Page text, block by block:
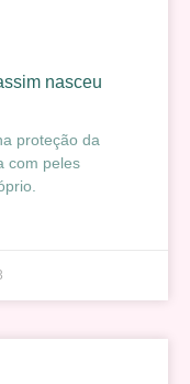
nasceu
proteção da
com peles